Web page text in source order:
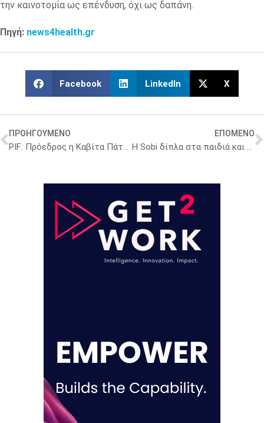
την καινοτομία ως επένδυση, όχι ως δαπάνη.
Πηγή: news4health.gr
Facebook LinkedIn X
ΠΡΟΗΓΟΥΜΕΝΟ
PIF: Πρόεδρος η Καβίτα Πάτελ στο νέο Διοικητικό Συμβούλιο – Η νέα σύνθεση
ΕΠΟΜΕΝΟ
Η Sobi δίπλα στα παιδιά και στις οικογένειες που ζουν με αιμορροφιλία